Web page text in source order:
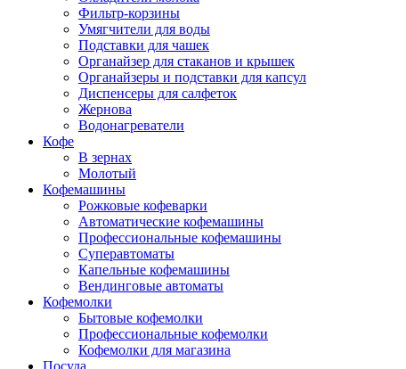
Фильтр-корзины
Умягчители для воды
Подставки для чашек
Органайзер для стаканов и крышек
Органайзеры и подставки для капсул
Диспенсеры для салфеток
Жернова
Водонагреватели
Кофе
В зернах
Молотый
Кофемашины
Рожковые кофеварки
Автоматические кофемашины
Профессиональные кофемашины
Суперавтоматы
Капельные кофемашины
Вендинговые автоматы
Кофемолки
Бытовые кофемолки
Профессиональные кофемолки
Кофемолки для магазина